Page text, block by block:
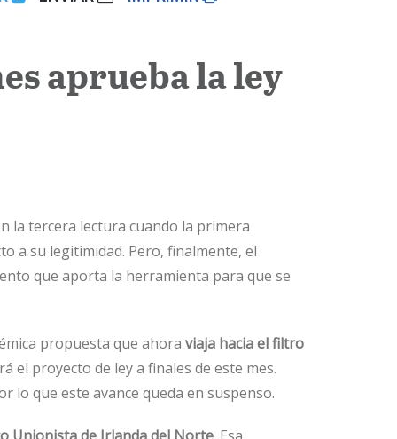
aprueba la ley
la tercera lectura cuando la primera
a su legitimidad. Pero, finalmente, el
que aporta la herramienta para que se
propuesta que ahora viaja hacia el filtro
el proyecto de ley a finales de este mes.
lo que este avance queda en suspenso.